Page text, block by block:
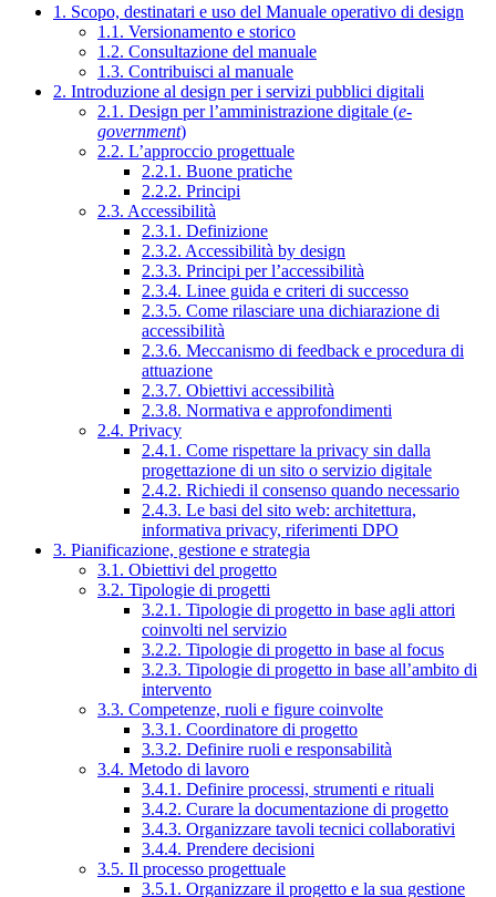
1. Scopo, destinatari e uso del Manuale operativo di design
1.1. Versionamento e storico
1.2. Consultazione del manuale
1.3. Contribuisci al manuale
2. Introduzione al design per i servizi pubblici digitali
2.1. Design per l’amministrazione digitale (e-
government)
2.2. L’approccio progettuale
2.2.1. Buone pratiche
2.2.2. Principi
2.3. Accessibilità
2.3.1. Definizione
2.3.2. Accessibilità by design
2.3.3. Principi per l’accessibilità
2.3.4. Linee guida e criteri di successo
2.3.5. Come rilasciare una dichiarazione di
accessibilità
2.3.6. Meccanismo di feedback e procedura di
attuazione
2.3.7. Obiettivi accessibilità
2.3.8. Normativa e approfondimenti
2.4. Privacy
2.4.1. Come rispettare la privacy sin dalla
progettazione di un sito o servizio digitale
2.4.2. Richiedi il consenso quando necessario
2.4.3. Le basi del sito web: architettura,
informativa privacy, riferimenti DPO
3. Pianificazione, gestione e strategia
3.1. Obiettivi del progetto
3.2. Tipologie di progetti
3.2.1. Tipologie di progetto in base agli attori
coinvolti nel servizio
3.2.2. Tipologie di progetto in base al focus
3.2.3. Tipologie di progetto in base all’ambito di
intervento
3.3. Competenze, ruoli e figure coinvolte
3.3.1. Coordinatore di progetto
3.3.2. Definire ruoli e responsabilità
3.4. Metodo di lavoro
3.4.1. Definire processi, strumenti e rituali
3.4.2. Curare la documentazione di progetto
3.4.3. Organizzare tavoli tecnici collaborativi
3.4.4. Prendere decisioni
3.5. Il processo progettuale
3.5.1. Organizzare il progetto e la sua gestione